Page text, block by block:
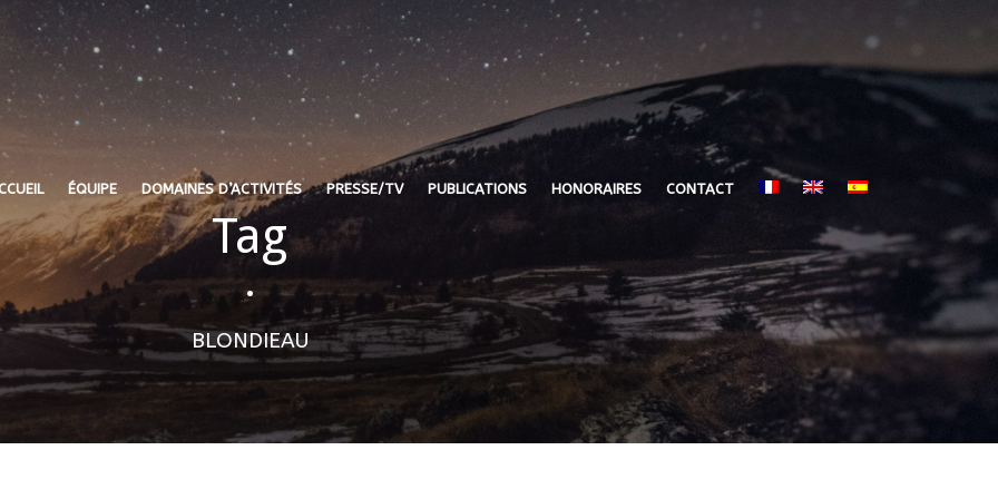
ÉQUIPE DOMAINES D’ACTIVITÉS PRESSE/TV PUBLICATIONS HONORAIRES CONTACT
Tag
•
BLONDIEAU